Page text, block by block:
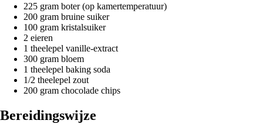
225 gram boter (op kamertemperatuur)
200 gram bruine suiker
100 gram kristalsuiker
2 eieren
1 theelepel vanille-extract
300 gram bloem
1 theelepel baking soda
1/2 theelepel zout
200 gram chocolade chips
Bereidingswijze